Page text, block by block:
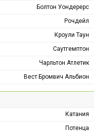
Болтон Уондерерс
Рочдейл
Кроули Таун
Саутгемптон
Чарльтон Атлетик
Вест Бромвич Альбион
Катания
Потенца